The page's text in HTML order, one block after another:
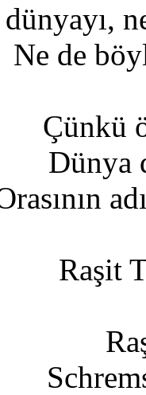
Ne de
Çünkü
Dünya
Raşit